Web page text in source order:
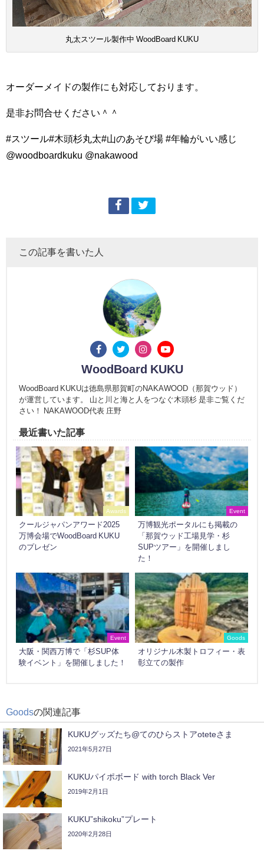
丸太スツール製作中 WoodBoard KUKU
オーダーメイドの製作にも対応しております。
是非お問合せください＾＾
#スツール#木頭杉丸太#山のあそび場 #年輪がいい感じ
@woodboardkuku @nakawood
この記事を書いた人
WoodBoard KUKU
WoodBoard KUKUは徳島県那賀町のNAKAWOOD（那賀ウッド）
が運営しています。 山と川と海と人をつなぐ木頭杉 是非ご覧くだ
さい！ NAKAWOOD代表 庄野
最近書いた記事
Awards
クールジャパンアワード2025
万博会場でWoodBoard KUKU
のプレゼン
Event
万博観光ポータルにも掲載の
「那賀ウッド工場見学・杉
SUPツアー」を開催しまし
た！
Event
大阪・関西万博で「杉SUP体
験イベント」を開催しました！
Goods
オリジナル木製トロフィー・表
彰立ての製作
Goodsの関連記事
KUKUグッズたち@てのひらストアoteteさま
2021年5月27日
KUKUパイポボード with torch Black Ver
2019年2月1日
KUKU”shikoku”プレート
2020年2月28日